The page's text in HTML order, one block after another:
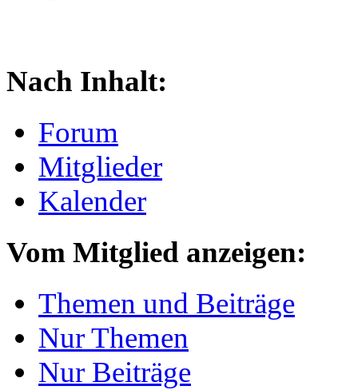
Nach Inhalt:
Forum
Mitglieder
Kalender
Vom Mitglied anzeigen:
Themen und Beiträge
Nur Themen
Nur Beiträge